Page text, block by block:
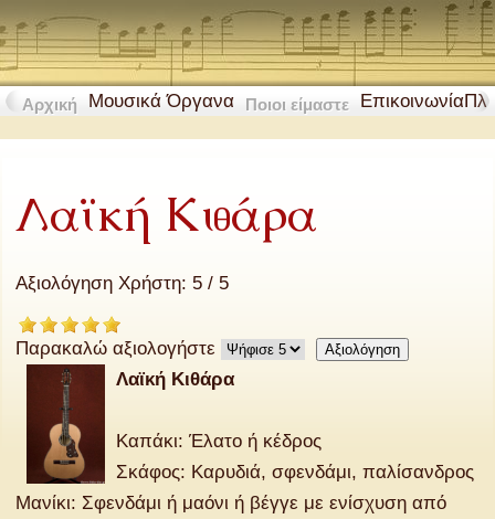
Αρχική Μουσικά Όργανα Ποιοι είμαστε Επικοινωνία
Λαϊκή Κιθάρα
Αξιολόγηση Χρήστη: 5 / 5
Παρακαλώ αξιολογήστε
Λαϊκή Κιθάρα
Καπάκι: Έλατο ή κέδρος
Σκάφος: Καρυδιά, σφενδάμι, παλίσανδρος
Μανίκι: Σφενδάμι ή μαόνι ή βέγγε με ενίσχυση από